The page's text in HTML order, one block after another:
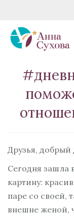
запись на
+7 916 195 82 80
Друзья, добрый
Сегодня зашла
картину:
паре со своей,
внешне женой,